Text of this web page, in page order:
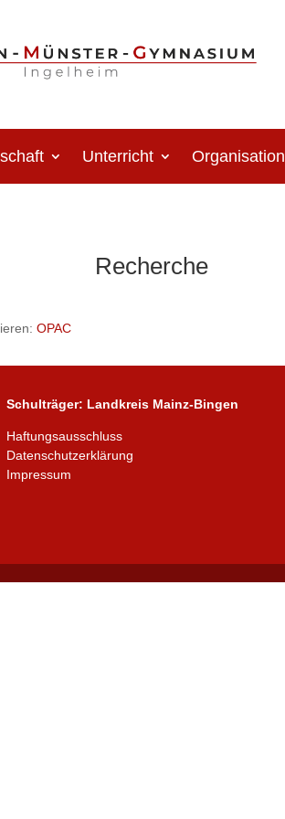
Unterricht Organisation
Recherche
OPAC
Schulträger: Landkreis Mainz-Bingen
Haftungsausschluss
Datenschutzerklärung
Impressum